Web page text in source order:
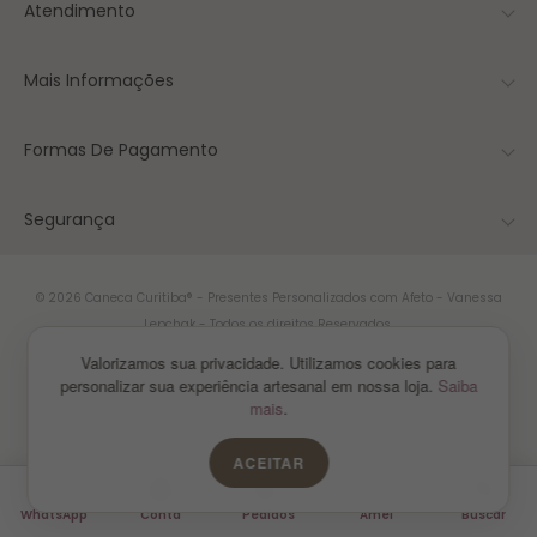
Atendimento
Mais Informações
Formas De Pagamento
Segurança
© 2026 Caneca Curitiba® - Presentes Personalizados com Afeto - Vanessa
Lepchak - Todos os direitos Reservados.
WhatsApp Conta Pedidos Amei Buscar
Valorizamos sua privacidade. Utilizamos cookies para
personalizar sua experiência artesanal em nossa loja. Saiba
mais.
ACEITAR